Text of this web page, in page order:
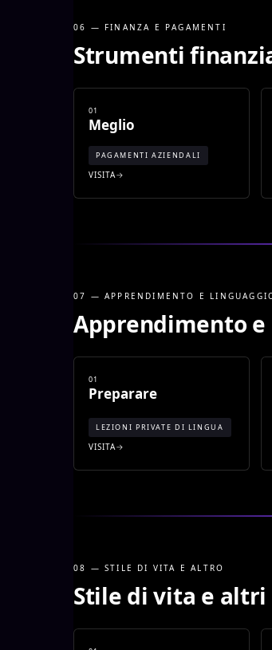
06 — FINANZA E PAGAMENTI
Strumenti
01
Meglio
PAGAMENTI AZIENDALI
VISITA
07 — APPRENDIMENTO E
Apprendimento
01
Preparare
LEZIONI PRIVATE DI LINGUA
VISITA
08 — STILE DI VITA E ALTRO
Stile di vita e altri